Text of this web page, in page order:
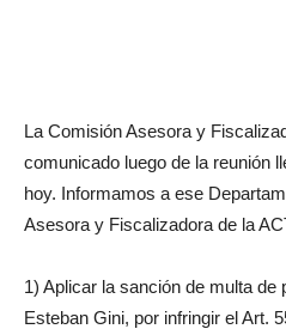
La Comisión Asesora y
comunicado luego de la reunión
hoy. Informamos a ese
Asesora y Fiscalizadora de la
1) Aplicar la sanción de multa de
Esteban Gini, por infringir el Art.